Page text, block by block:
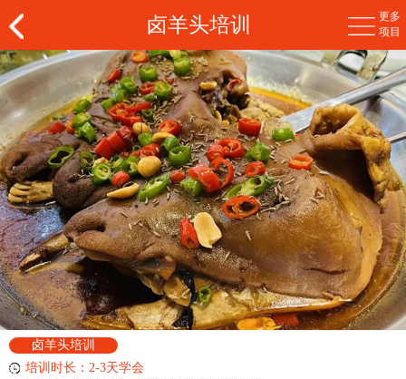
卤羊头培训
更多
项目
卤羊头培训
培训时长：2-3天学会